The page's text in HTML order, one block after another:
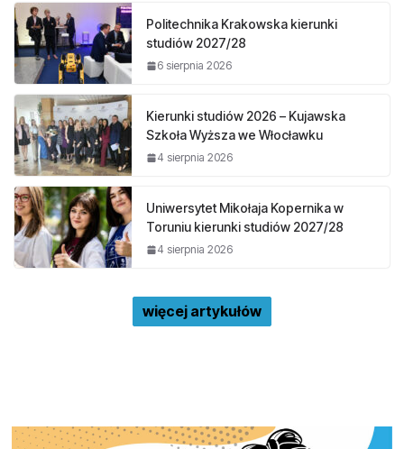
Politechnika Krakowska kierunki
studiów 2027/28
6 sierpnia 2026
Kierunki studiów 2026 – Kujawska
Szkoła Wyższa we Włocławku
4 sierpnia 2026
Uniwersytet Mikołaja Kopernika w
Toruniu kierunki studiów 2027/28
4 sierpnia 2026
więcej artykułów